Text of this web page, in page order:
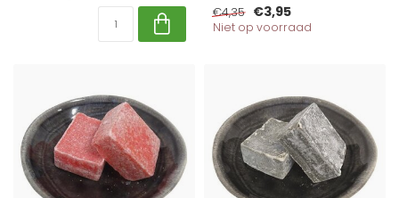
€4,35 €3,95
Niet op voorraad